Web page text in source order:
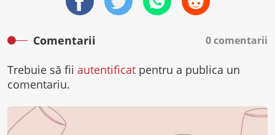
Comentarii 0 comentarii
Trebuie să fii autentificat pentru a publica un
comentariu.